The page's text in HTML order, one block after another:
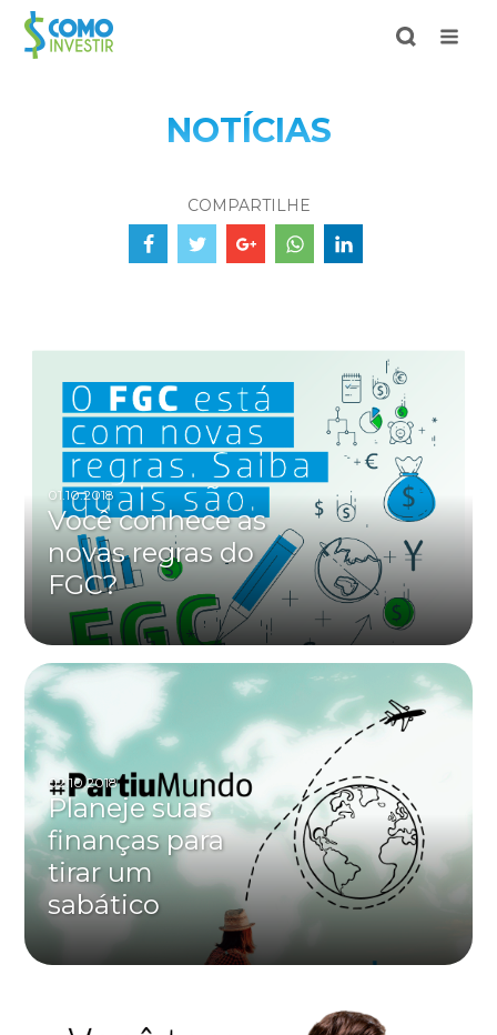
NOTÍCIAS
COMPARTILHE
01.10.2018
Você conhece as
novas regras do
FGC?
02.10.2018
Planeje suas
finanças para
tirar um
sabático